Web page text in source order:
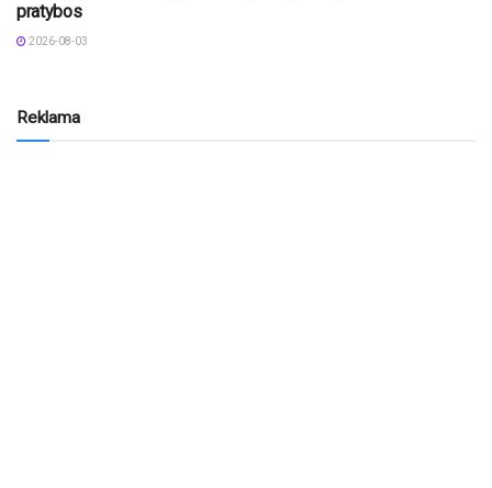
pratybos
2026-08-03
Reklama